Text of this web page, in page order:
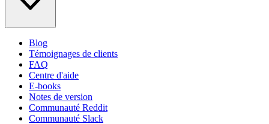
Blog
Témoignages de clients
FAQ
Centre d'aide
E-books
Notes de version
Communauté Reddit
Communauté Slack